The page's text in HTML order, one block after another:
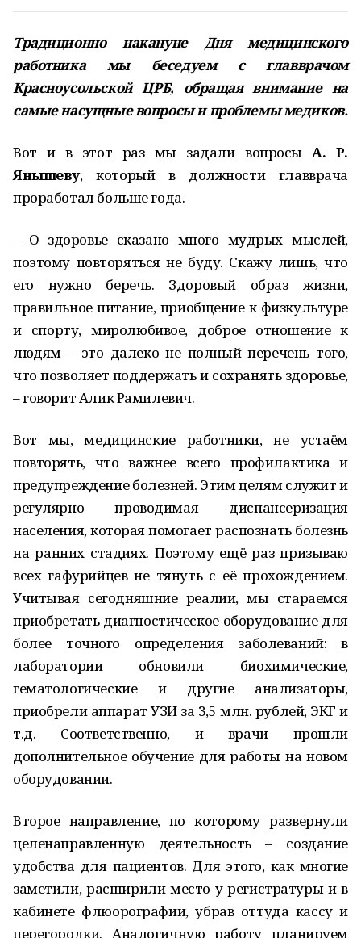
Традиционно накануне Дня медицинского
работника мы беседуем с главврачом
Красноусольской ЦРБ, обращая внимание на
самые насущные вопросы и проблемы медиков.
Вот и в этот раз мы задали вопросыА. Р.
Янышеву, который в должности главврача
проработал больше года.
– О здоровье сказано много мудрых мыслей,
поэтому повторяться не буду. Скажу лишь, что
его нужно беречь. Здоровый образ жизни,
правильное питание, приобщение к физкультуре
и спорту, миролюбивое, доброе отношение к
людям – это далеко не полный перечень того,
что позволяет поддержать и сохранять здоровье,
– говорит Алик Рамилевич.
Вот мы, медицинские работники, не устаём
повторять, что важнее всего профилактика и
предупреждение болезней. Этим целям служит и
регулярно проводимая диспансеризация
населения, которая помогает распознать болезнь
на ранних стадиях. Поэтому ещё раз призываю
всех гафурийцев не тянуть с её прохождением.
Учитывая сегодняшние реалии, мы стараемся
приобретать диагностическое оборудование для
более точного определения заболеваний: в
лаборатории обновили биохимические,
гематологические и другие анализаторы,
приобрели аппарат УЗИ за 3,5 млн. рублей, ЭКГ и
т.д. Соответственно, и врачи прошли
дополнительное обучение для работы на новом
оборудовании.
Второе направление, по которому развернули
целенаправленную деятельность – создание
удобства для пациентов. Для этого, как многие
заметили, расширили место у регистратуры и в
кабинете флюорографии, убрав оттуда кассу и
перегородки. Аналогичную работу планируем